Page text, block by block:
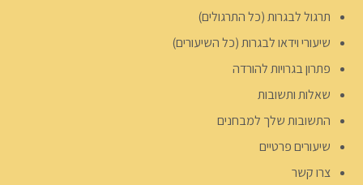
תרגול לבגרות (כל התרגולים)
שיעורי וידאו לבגרות (כל השיעורים)
פתרון בגרויות להורדה
שאלות ותשובות
התשובות שלך למבחנים
שיעורים פרטיים
צרו קשר